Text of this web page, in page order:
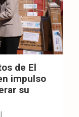
de El
impulso
su